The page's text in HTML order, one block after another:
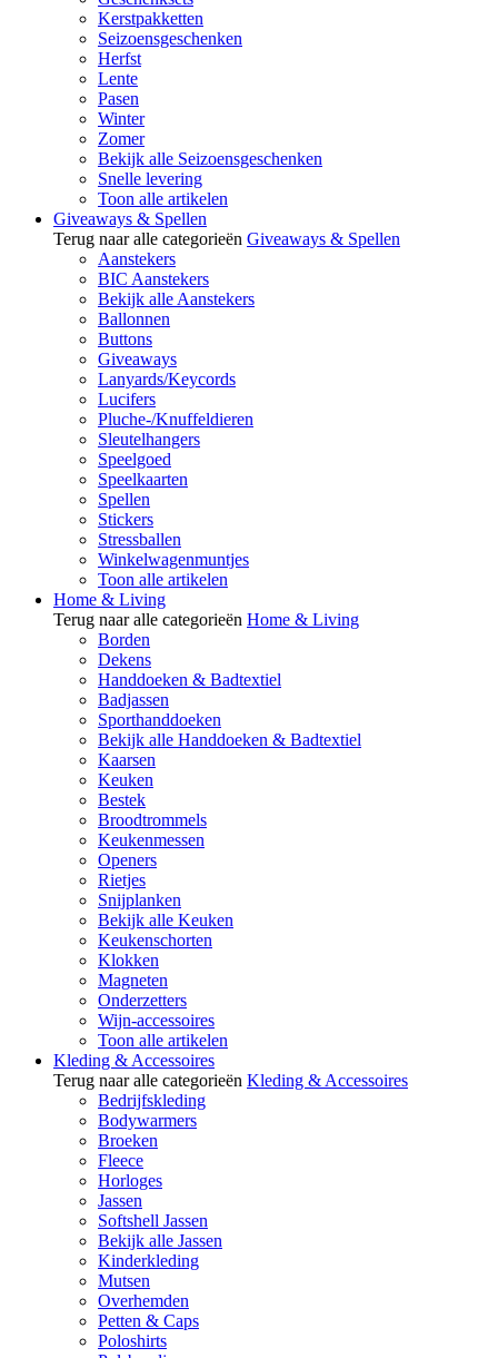
Kerstpakketten
Seizoensgeschenken
Herfst
Lente
Pasen
Winter
Zomer
Bekijk alle Seizoensgeschenken
Snelle levering
Toon alle artikelen
Giveaways & Spellen
Terug naar alle categorieën Giveaways & Spellen
Aanstekers
BIC Aanstekers
Bekijk alle Aanstekers
Ballonnen
Buttons
Giveaways
Lanyards/Keycords
Lucifers
Pluche-/Knuffeldieren
Sleutelhangers
Speelgoed
Speelkaarten
Spellen
Stickers
Stressballen
Winkelwagenmuntjes
Toon alle artikelen
Home & Living
Terug naar alle categorieën Home & Living
Borden
Dekens
Handdoeken & Badtextiel
Badjassen
Sporthanddoeken
Bekijk alle Handdoeken & Badtextiel
Kaarsen
Keuken
Bestek
Broodtrommels
Keukenmessen
Openers
Rietjes
Snijplanken
Bekijk alle Keuken
Keukenschorten
Klokken
Magneten
Onderzetters
Wijn-accessoires
Toon alle artikelen
Kleding & Accessoires
Terug naar alle categorieën Kleding & Accessoires
Bedrijfskleding
Bodywarmers
Broeken
Fleece
Horloges
Jassen
Softshell Jassen
Bekijk alle Jassen
Kinderkleding
Mutsen
Overhemden
Petten & Caps
Poloshirts